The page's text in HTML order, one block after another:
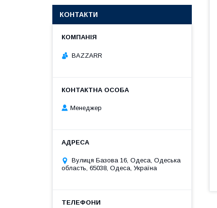
КОНТАКТИ
BAZZARR
Менеджер
Вулиця Базова 16, Одеса, Одеська
область, 65038, Одеса, Україна